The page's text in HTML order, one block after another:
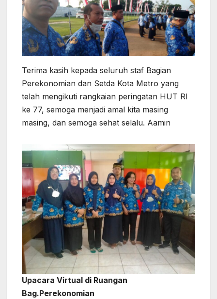
Terima kasih kepada seluruh staf Bagian
Perekonomian dan Setda Kota Metro yang
telah mengikuti rangkaian peringatan HUT RI
ke 77, semoga menjadi amal kita masing
masing, dan semoga sehat selalu. Aamin
Upacara Virtual di Ruangan
Bag.Perekonomian